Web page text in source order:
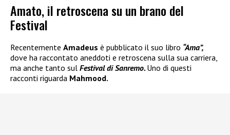
Amato, il retroscena su un brano del
Festival
Recentemente Amadeus è pubblicato il suo libro “Ama”,
dove ha raccontato aneddoti e retroscena sulla sua carriera,
ma anche tanto sul Festival di Sanremo. Uno di questi
racconti riguarda Mahmood.